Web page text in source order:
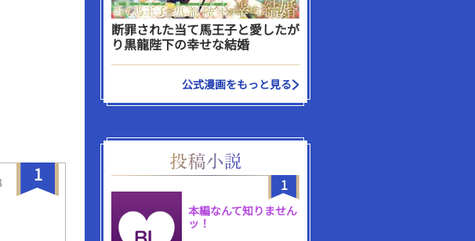
1
断罪された当て馬王子と愛したが
り黒龍陛下の幸せな結婚
公式漫画をもっと見る
1
本編なんて知りません
ッ！